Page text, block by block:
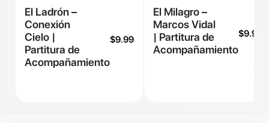
El Ladrón –
Conexión
Cielo |
Partitura de
Acompañamiento
$9.99
El Milagro –
Marcos Vidal
| Partitura de
Acompañamiento
$9.99